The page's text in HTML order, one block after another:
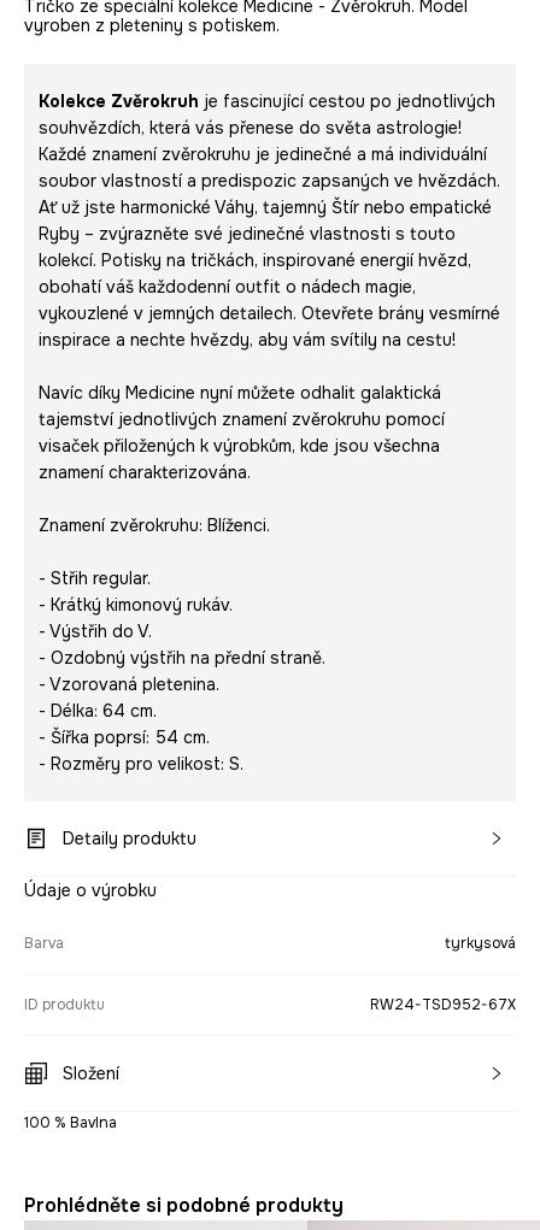
Tričko ze speciální kolekce Medicine - Zvěrokruh. Model
vyroben z pleteniny s potiskem.
Kolekce Zvěrokruh je fascinující cestou po jednotlivých
souhvězdích, která vás přenese do světa astrologie!
Každé znamení zvěrokruhu je jedinečné a má individuální
soubor vlastností a predispozic zapsaných ve hvězdách.
Ať už jste harmonické Váhy, tajemný Štír nebo empatické
Ryby – zvýrazněte své jedinečné vlastnosti s touto
kolekcí. Potisky na tričkách, inspirované energií hvězd,
obohatí váš každodenní outfit o nádech magie,
vykouzlené v jemných detailech. Otevřete brány vesmírné
inspirace a nechte hvězdy, aby vám svítily na cestu!
Navíc díky Medicine nyní můžete odhalit galaktická
tajemství jednotlivých znamení zvěrokruhu pomocí
visaček přiložených k výrobkům, kde jsou všechna
znamení charakterizována.
Znamení zvěrokruhu: Blíženci.
- Střih regular.
- Krátký kimonový rukáv.
- Výstřih do V.
- Ozdobný výstřih na přední straně.
- Vzorovaná pletenina.
- Délka: 64 cm.
- Šířka poprsí: 54 cm.
- Rozměry pro velikost: S.
Detaily produktu
Údaje o výrobku
Barva tyrkysová
ID produktu RW24-TSD952-67X
Složení
100 % Bavlna
Prohlédněte si podobné produkty